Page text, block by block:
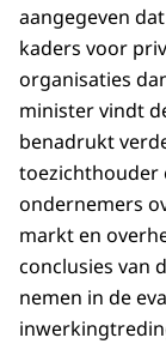
aangegeven
kaders voor
organisaties
minister vindt
benadrukt
toezichthouder
ondernemers
markt en
conclusies van
nemen in de